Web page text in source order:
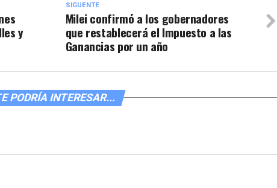
SIGUENTE
Milei confirmó a los gobernadores
que restablecerá el Impuesto a las
Ganancias por un año
y
PODRÍA INTERESAR...